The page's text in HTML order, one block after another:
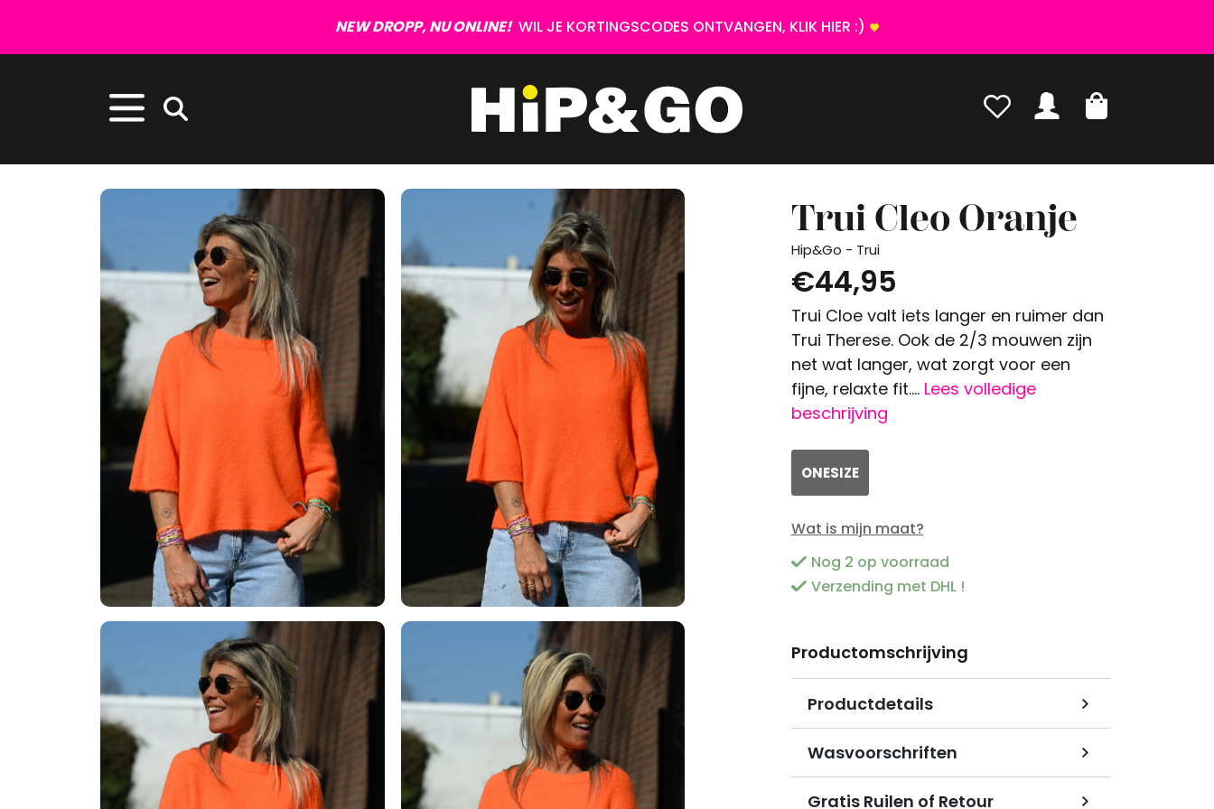
NEW DROPP, NU ONLINE! WIL JE KORTINGSCODES ONTVANGEN, KLIK HIER :)
Trui Cleo Oranje
Hip&Go - Trui
€44,95
Trui Cloe valt iets langer en ruimer dan
Trui Therese. Ook de 2/3 mouwen zijn
net wat langer, wat zorgt voor een
fijne, relaxte fit.... Lees volledige
beschrijving
ONESIZE
Wat is mijn maat?
Nog 2 op voorraad
Verzending met DHL !
Productomschrijving
Productdetails
Wasvoorschriften
Gratis Ruilen of Retour